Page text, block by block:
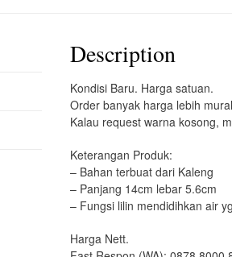
Description
Kondisi Baru. Harga satuan.
Order banyak harga lebih
Kalau request warna kosong,
Keterangan Produk:
– Bahan terbuat dari Kaleng
– Panjang 14cm lebar 5.6cm
– Fungsi lilin mendidihkan air
Harga Nett.